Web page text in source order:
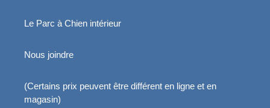
Le Parc à Chien intérieur
Nous joindre
(Certains prix peuvent être différent en ligne et en
magasin)